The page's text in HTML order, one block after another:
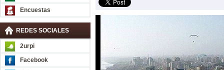
Encuestas
REDES SOCIALES
2urpi
Facebook